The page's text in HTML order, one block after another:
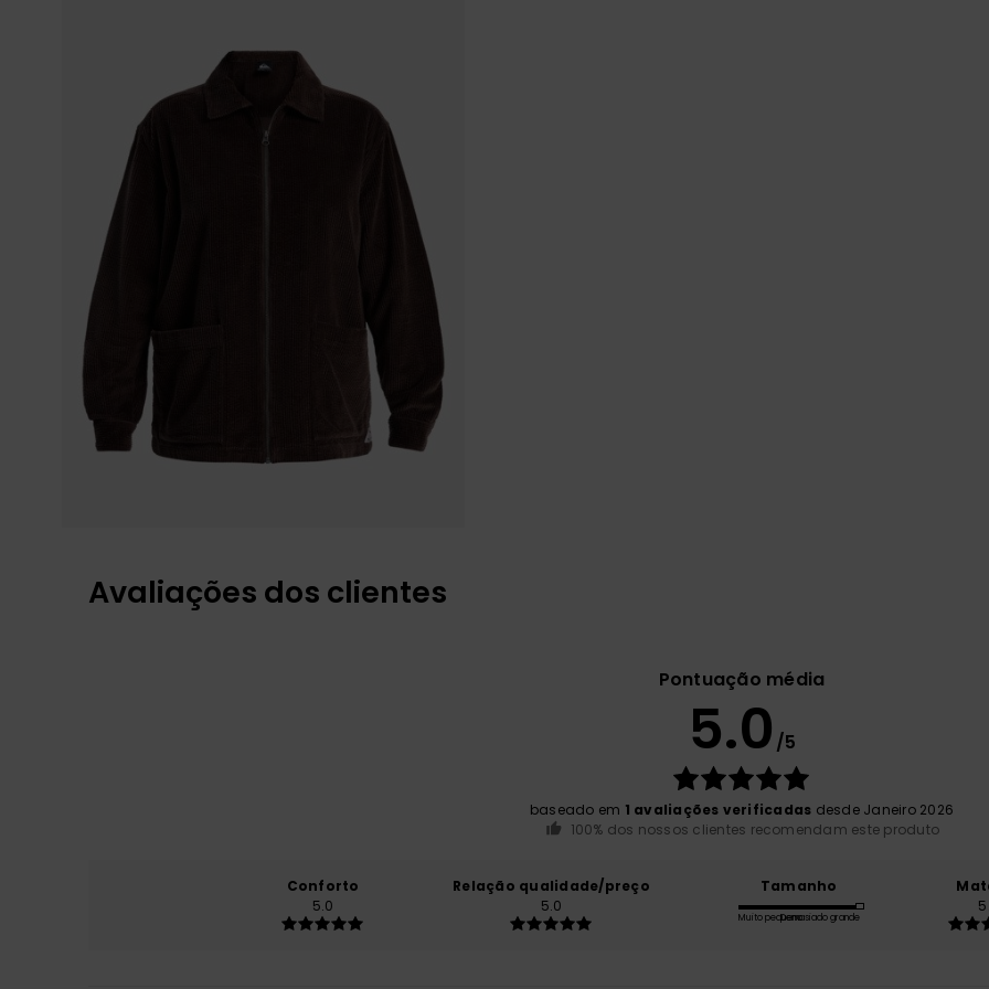
Avaliações dos clientes
Pontuação média
5.0 /5
baseado em 1 avaliações verificadas desde Janeiro 2026
100% dos nossos clientes recomendam este produto
Conforto
5.0
Relação qualidade/preço
5.0
Tamanho
Muito pequenoDemasiado grande